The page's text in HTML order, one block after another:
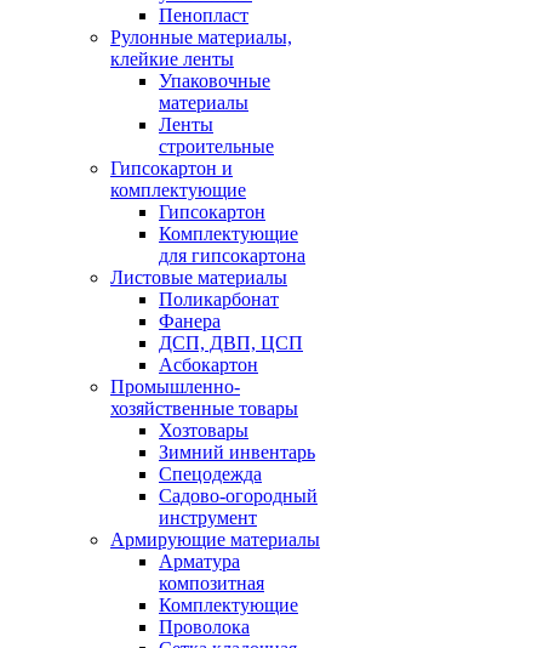
Пенопласт
Рулонные материалы,
клейкие ленты
Упаковочные
материалы
Ленты
строительные
Гипсокартон и
комплектующие
Гипсокартон
Комплектующие
для гипсокартона
Листовые материалы
Поликарбонат
Фанера
ДСП, ДВП, ЦСП
Асбокартон
Промышленно-
хозяйственные товары
Хозтовары
Зимний инвентарь
Спецодежда
Садово-огородный
инструмент
Армирующие материалы
Арматура
композитная
Комплектующие
Проволока